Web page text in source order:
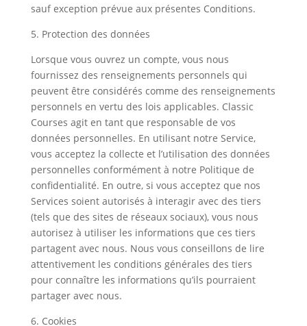
sauf exception prévue aux présentes Conditions.
5. Protection des données
Lorsque vous ouvrez un compte, vous nous
fournissez des renseignements personnels qui
peuvent être considérés comme des renseignements
personnels en vertu des lois applicables. Classic
Courses agit en tant que responsable de vos
données personnelles. En utilisant notre Service,
vous acceptez la collecte et l’utilisation des données
personnelles conformément à notre Politique de
confidentialité. En outre, si vous acceptez que nos
Services soient autorisés à interagir avec des tiers
(tels que des sites de réseaux sociaux), vous nous
autorisez à utiliser les informations que ces tiers
partagent avec nous. Nous vous conseillons de lire
attentivement les conditions générales des tiers
pour connaître les informations qu’ils pourraient
partager avec nous.
6. Cookies